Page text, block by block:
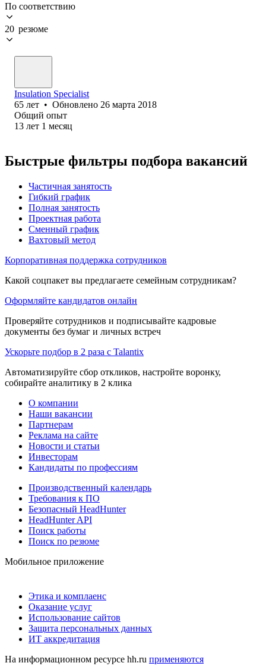
По соответствию
20 резюме
Insulation Specialist
65 лет • Обновлено 26 марта 2018
Общий опыт
13 лет 1 месяц
Быстрые фильтры подбора вакансий
Частичная занятость
Гибкий график
Полная занятость
Проектная работа
Сменный график
Вахтовый метод
Корпоративная поддержка сотрудников
Какой соцпакет вы предлагаете семейным сотрудникам?
Оформляйте кандидатов онлайн
Проверяйте сотрудников и подписывайте кадровые
документы без бумаг и личных встреч
Ускорьте подбор в 2 раза с Talantix
Автоматизируйте сбор откликов, настройте воронку,
собирайте аналитику в 2 клика
О компании
Наши вакансии
Партнерам
Реклама на сайте
Новости и статьи
Инвесторам
Кандидаты по профессиям
Производственный календарь
Требования к ПО
Безопасный HeadHunter
HeadHunter API
Поиск работы
Поиск по резюме
Мобильное приложение
Этика и комплаенс
Оказание услуг
Использование сайтов
Защита персональных данных
ИТ аккредитация
На информационном ресурсе hh.ru применяются